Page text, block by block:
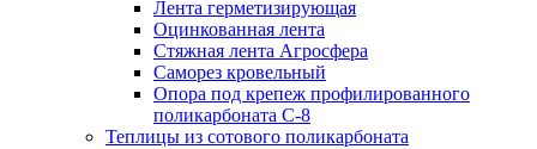
Лента герметизирующая
Оцинкованная лента
Стяжная лента Агросфера
Саморез кровельный
Опора под крепеж профилированного
поликарбоната С-8
Теплицы из сотового поликарбоната